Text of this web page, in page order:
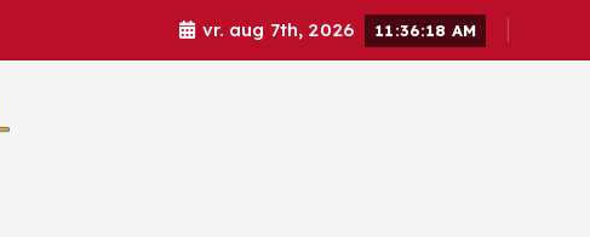
vr. aug 7th, 2026 11:36:19 AM